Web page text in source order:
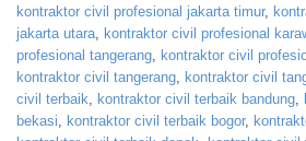
kontraktor civil profesional jakarta timur,
jakarta utara, kontraktor civil profesional
profesional tangerang, kontraktor civil
kontraktor civil tangerang, kontraktor civil
civil terbaik, kontraktor civil terbaik bandung,
bekasi, kontraktor civil terbaik bogor,